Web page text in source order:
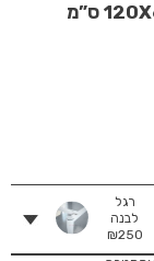
רגל
לבנה
₪250